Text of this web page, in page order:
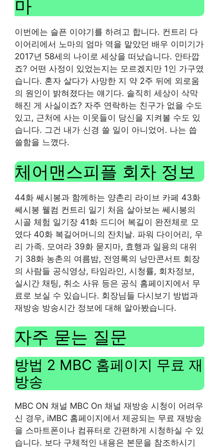
마
이번에는 슬픈 이야기를 하려고 합니다. 컨트리 다
이어리에서 노마의 엄마 역을 맡았던 배우 이미기가
2017년 58세의 나이로 세상을 떠났습니다. 안타깝
죠? 어떤 사정이 있었는지는 모르겠지만 1인 가구였
습니다. 혼자 살다가 사망한 지 약 2주 뒤에 외로움
의 원인이 밝혀졌다는 얘기다. 솔직히 세상이 삭막
해진 게 사실이죠? 자주 연락하는 친구가 없을 수도
있고, 근처에 사는 이웃들이 당신을 지켜볼 수도 있
습니다. 그건 내가 신경 쓸 일이 아니었어. 나는 씁
쓸함을 느꼈다.
체어맨스피플 회차 정보
44화 쎄시봉과 함께하는 양촌리 라이브 카페 43화
쎄시봉 웰컴 컨트리 일기 처음 살아보는 쎄시봉의
시골 체험 일기장 41화 드디어 복길이 완전체로 모
였다 40화 복길어머니의 잔치날. 파워 다이어리, 우
리 가족. 모여라 39화 묻지마, 효행과 일용의 대위
기 38화 농촌의 여름밤, 전영록의 낭만콘서트 회장
의 사람들 공식영상, 타임라인, 시청률, 회차정보,
실시간 채팅, 취소 사유 등은 공식 홈페이지에서 무
료로 보실 수 있습니다. 회장님들 다시보기 방법과
재방송 방송시간 정보에 대해 알아봤습니다.
자주 묻는 질문
방법 2 MBC 홈페이지 무료 재
방송
MBC ON 채널 MBC On 채널 재방송 시청이 어려우
신 경우, iMBC 홈페이지에서 제공되는 무료 재방송
을 스마트폰이나 컴퓨터로 간편하게 시청하실 수 있
습니다. 보다 구체적인 내용은 본문을 참조하시기